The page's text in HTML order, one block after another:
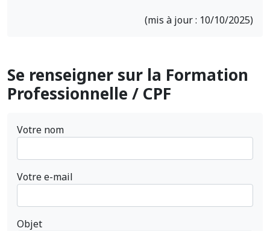
(mis à jour : 10/10/2025)
Se renseigner sur la Formation
Professionnelle / CPF
Votre nom
Votre e-mail
Objet